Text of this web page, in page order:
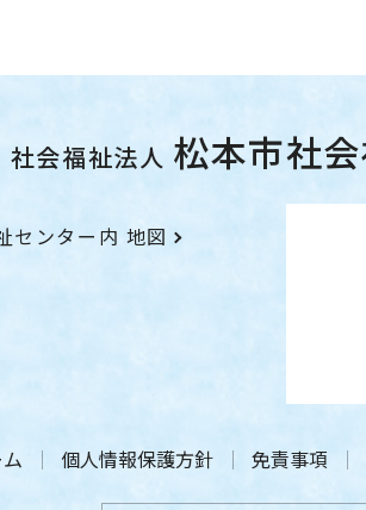
社会福祉法人 松本市社
センター内 地図
個人情報保護方針 免責事項